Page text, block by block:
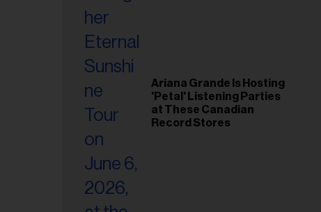
Ariana Grande Is Hosting
'Petal' Listening Parties
at These Canadian
Record Stores